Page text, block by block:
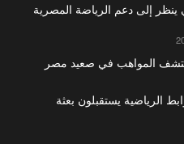
ينظر إلى دعم الرياضة المصرية
المواهب في صعيد مصر
الرياضية يستقبلون بعثة